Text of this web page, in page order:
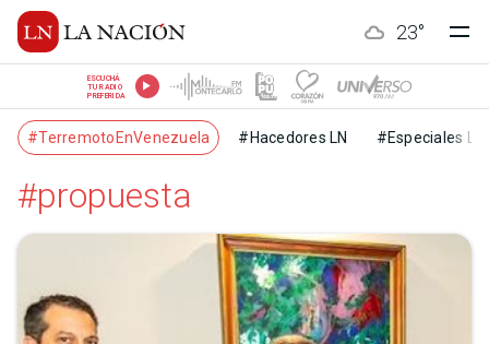
23°
ESCUCHÁ
TU RADIO
PREFERIDA
#TerremotoEnVenezuela #Hacedores LN #Especiales LN
#propuesta